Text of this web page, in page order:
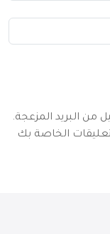
البريد المزعجة.
الخاصة بك